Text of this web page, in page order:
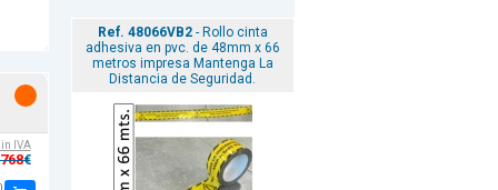
IVA
€
Ref. 48066VB2- Rollo cinta
adhesiva en pvc. de 48mm x 66
metros impresa Mantenga La
Distancia de Seguridad.